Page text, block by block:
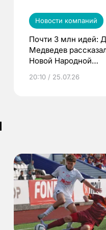
Новости компаний
Почти 3 млн идей:
Медведев
Новой Народной
20:10 / 25.07.26